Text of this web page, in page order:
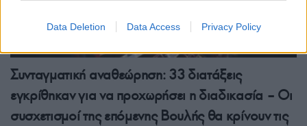
Data Deletion Data Access Privacy Policy
Συνταγματική αναθεώρηση: 33 διατάξεις
εγκρίθηκαν για να προχωρήσει η διαδικασία – Οι
συσχετισμοί της επόμενης Βουλής θα κρίνουν τις